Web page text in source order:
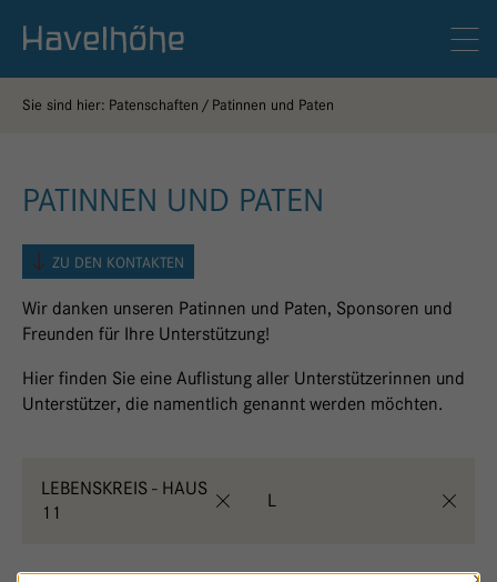
Sie sind hier: Patenschaften Patinnen und Paten
PATINNEN UND PATEN
ZU DEN KONTAKTEN
Wir danken unseren Patinnen und Paten, Sponsoren und
Freunden für Ihre Unterstützung!
Hier finden Sie eine Auflistung aller Unterstützerinnen und
Unterstützer, die namentlich genannt werden möchten.
LEBENSKREIS - HAUS
11
L